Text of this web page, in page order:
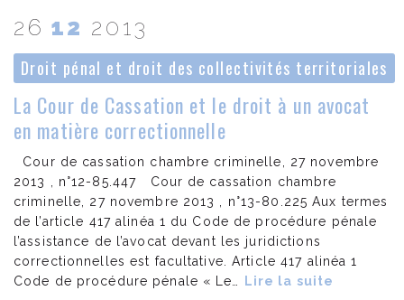
26 12 2013
Droit pénal et droit des collectivités territoriales
La Cour de Cassation et le droit à un avocat
en matière correctionnelle
Cour de cassation chambre criminelle, 27 novembre
2013 , n°12-85.447 Cour de cassation chambre
criminelle, 27 novembre 2013 , n°13-80.225 Aux termes
de l’article 417 alinéa 1 du Code de procédure pénale
l’assistance de l’avocat devant les juridictions
correctionnelles est facultative. Article 417 alinéa 1
Code de procédure pénale « Le…
Lire la suite